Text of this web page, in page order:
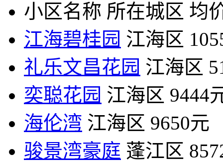
小区名称 所在城区 均
江海碧桂园 江海区
礼乐文昌花园 江海区
奕聪花园 江海区 9444
海伦湾 江海区 9650元
骏景湾豪庭 蓬江区